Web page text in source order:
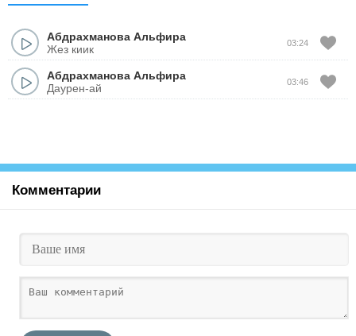
Абдрахманова Альфира
Жез киик
03:24
Абдрахманова Альфира
Даурен-ай
03:46
Комментарии